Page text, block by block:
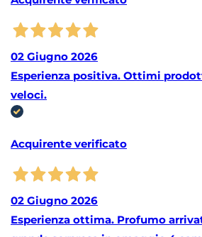
02 Giugno 2026
Esperienza positiva. Ottimi
veloci.
Acquirente verificato
02 Giugno 2026
Esperienza ottima. Profumo